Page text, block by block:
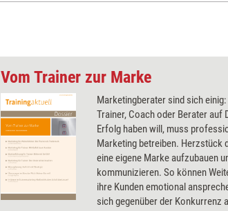
Vom Trainer zur Marke
Marketingberater sind sich einig:
Trainer, Coach oder Berater auf
Erfolg haben will, muss
Marketing betreiben. Herzstück
eine eigene Marke aufzubauen
kommunizieren. So können
ihre Kunden emotional
sich gegenüber der Konkurrenz